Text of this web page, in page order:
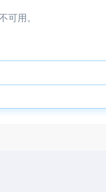
可用。